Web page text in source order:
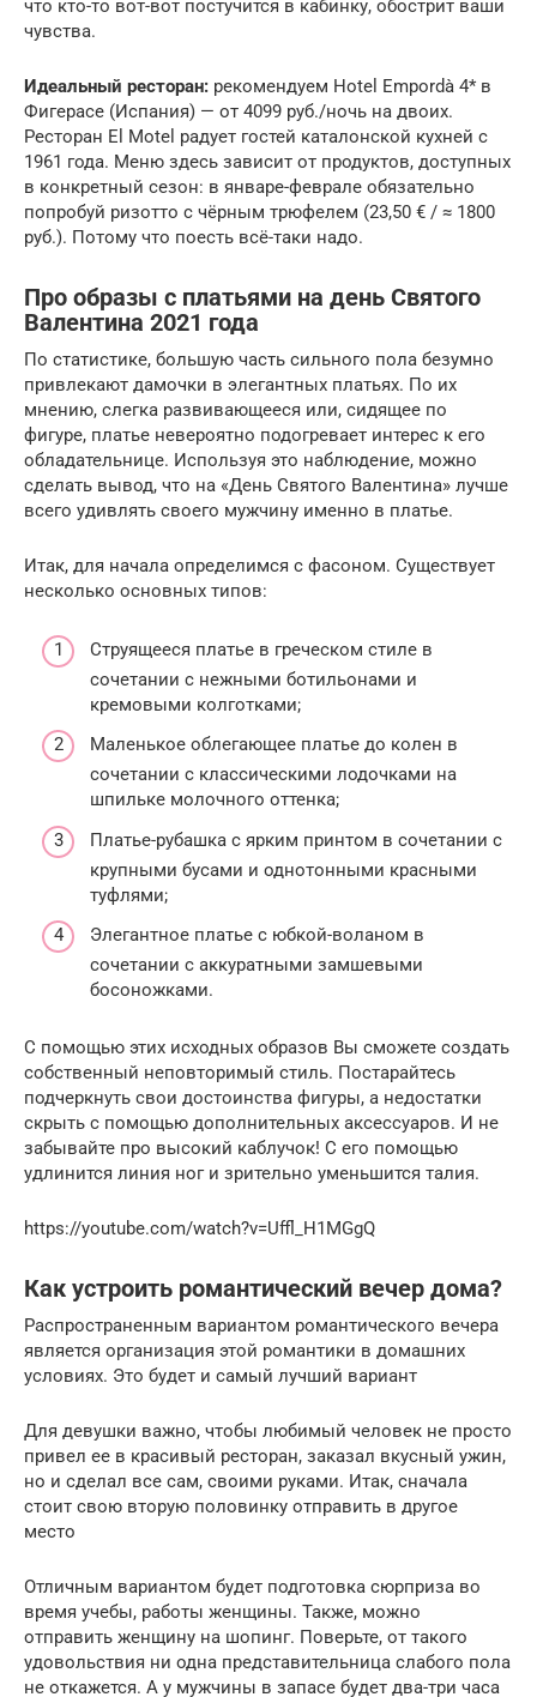
что кто-то вот-вот постучится в кабинку, обострит ваши
чувства.
Идеальный ресторан: рекомендуем Hotel Empordà 4* в
Фигерасе (Испания) — от 4099 руб./ночь на двоих.
Ресторан El Motel радует гостей каталонской кухней с
1961 года. Меню здесь зависит от продуктов, доступных
в конкретный сезон: в январе-феврале обязательно
попробуй ризотто с чёрным трюфелем (23,50 € / ≈ 1800
руб.). Потому что поесть всё-таки надо.
Про образы с платьями на день Святого
Валентина 2021 года
По статистике, большую часть сильного пола безумно
привлекают дамочки в элегантных платьях. По их
мнению, слегка развивающееся или, сидящее по
фигуре, платье невероятно подогревает интерес к его
обладательнице. Используя это наблюдение, можно
сделать вывод, что на «День Святого Валентина» лучше
всего удивлять своего мужчину именно в платье.
Итак, для начала определимся с фасоном. Существует
несколько основных типов:
Струящееся платье в греческом стиле в
сочетании с нежными ботильонами и
кремовыми колготками;
Маленькое облегающее платье до колен в
сочетании с классическими лодочками на
шпильке молочного оттенка;
Платье-рубашка с ярким принтом в сочетании с
крупными бусами и однотонными красными
туфлями;
Элегантное платье с юбкой-воланом в
сочетании с аккуратными замшевыми
босоножками.
С помощью этих исходных образов Вы сможете создать
собственный неповторимый стиль. Постарайтесь
подчеркнуть свои достоинства фигуры, а недостатки
скрыть с помощью дополнительных аксессуаров. И не
забывайте про высокий каблучок! С его помощью
удлинится линия ног и зрительно уменьшится талия.
https://youtube.com/watch?v=Uffl_H1MGgQ
Как устроить романтический вечер дома?
Распространенным вариантом романтического вечера
является организация этой романтики в домашних
условиях. Это будет и самый лучший вариант
Для девушки важно, чтобы любимый человек не просто
привел ее в красивый ресторан, заказал вкусный ужин,
но и сделал все сам, своими руками. Итак, сначала
стоит свою вторую половинку отправить в другое
место
Отличным вариантом будет подготовка сюрприза во
время учебы, работы женщины. Также, можно
отправить женщину на шопинг. Поверьте, от такого
удовольствия ни одна представительница слабого пола
не откажется. А у мужчины в запасе будет два-три часа